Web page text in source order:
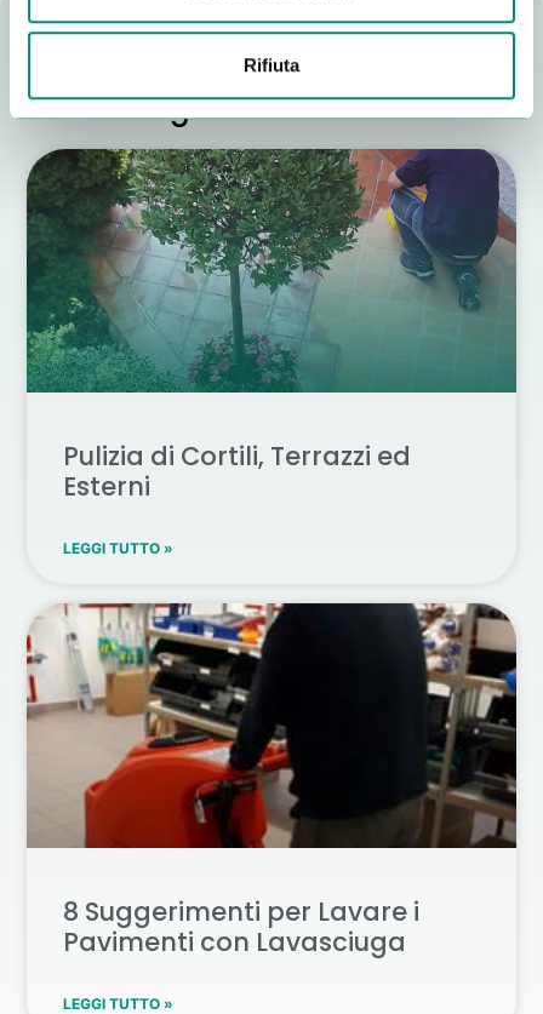
Rifiuta
Altri consigli utili
Pulizia di Cortili, Terrazzi ed
Esterni
LEGGI TUTTO »
8 Suggerimenti per Lavare i
Pavimenti con Lavasciuga
LEGGI TUTTO »